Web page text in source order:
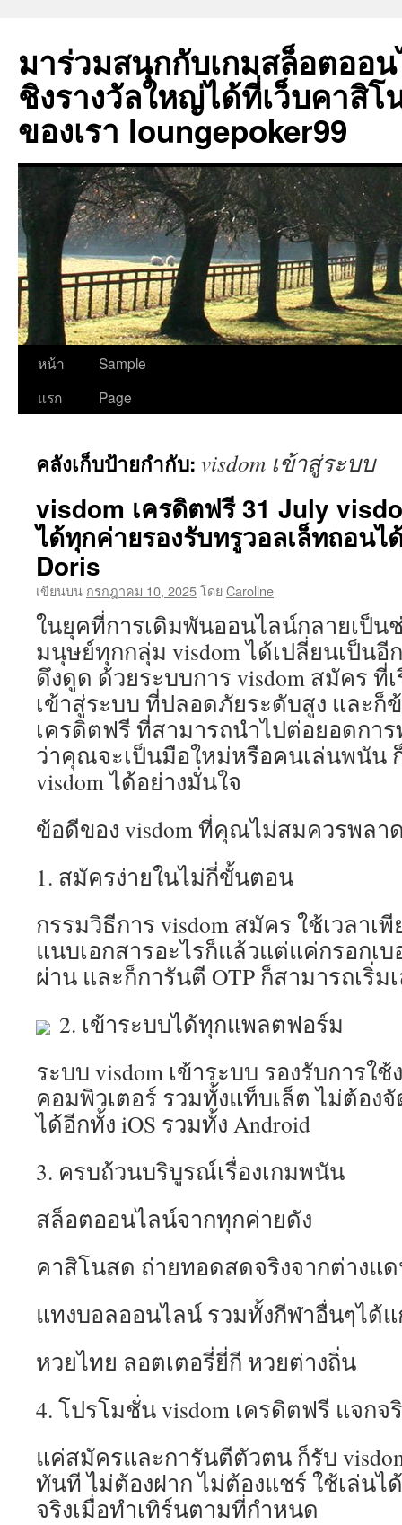
มาร่วมสนุกกับเกมสล็อตออ
ชิงรางวัลใหญ่ได้ที่เว็บคาสิ
ของเรา loungepoker99
ข้าม
ไป
เนื้อหา
หน้า
แรก
Sample
Page
คลังเก็บป้ายกำกับ: visdom เข้าสู่ระบบ
visdom เครดิตฟรี 31 July
ได้ทุกค่ายรองรับทรูวอลเล็ทถอนไ
Doris
เขียนบน กรกฎาคม 10, 2025โดยCaroline
ในยุคที่การเดิมพันออนไลน์กลายเป็น
มนุษย์ทุกกลุ่ม visdom ได้เปลี่ยนเป็น
ดึงดูด ด้วยระบบการ visdom สมัคร ที่เ
เข้าสู่ระบบ ที่ปลอดภัยระดับสูง และก็
เครดิตฟรี ที่สามารถนำไปต่อยอดกา
ว่าคุณจะเป็นมือใหม่หรือคนเล่นพนัน
visdom ได้อย่างมั่นใจ
ข้อดีของ visdom ที่คุณไม่สมควรพลา
1. สมัครง่ายในไม่กี่ขั้นตอน
กรรมวิธีการ visdom สมัคร ใช้เวลาเ
แนบเอกสารอะไรก็แล้วแต่แค่กรอกเ
ผ่าน และก็การันตี OTP ก็สามารถเริ่
2. เข้าระบบได้ทุกแพลตฟอร์ม
ระบบ visdom เข้าระบบ รองรับการใ
คอมพิวเตอร์ รวมทั้งแท็บเล็ต ไม่ต้อง
ได้อีกทั้ง iOS รวมทั้ง Android
3. ครบถ้วนบริบูรณ์เรื่องเกมพนัน
สล็อตออนไลน์จากทุกค่ายดัง
คาสิโนสด ถ่ายทอดสดจริงจากต่างแ
แทงบอลออนไลน์ รวมทั้งกีฬาอื่นๆได้
หวยไทย ลอตเตอรี่ยี่กี หวยต่างถิ่น
4. โปรโมชั่น visdom เครดิตฟรี แจกจ
แค่สมัครและการันตีตัวตน ก็รับ
ทันที ไม่ต้องฝาก ไม่ต้องแชร์ ใช้เล่นไ
จริงเมื่อทำเทิร์นตามที่กำหนด